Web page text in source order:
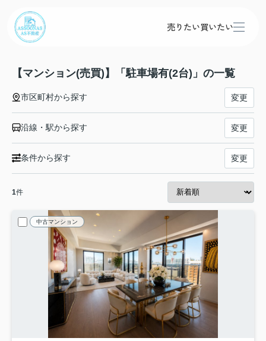
売りたい買いたい
【マンション(売買)】「駐車場有(2台)」の一覧
市区町村から探す 変更
沿線・駅から探す 変更
条件から探す 変更
1件
中古マンション